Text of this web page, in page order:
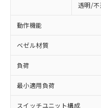
透明/不
動作機能
ベゼル材質
負荷
最小適用負荷
スイッチユニット構成